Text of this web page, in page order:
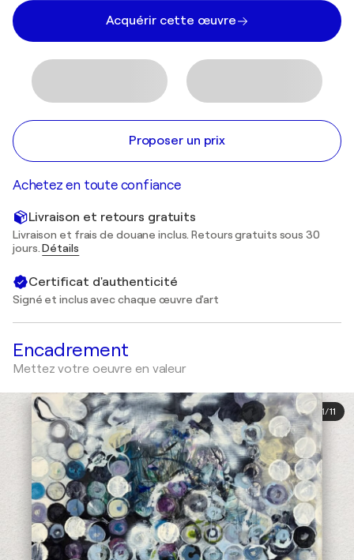
Acquérir cette œuvre
Proposer un prix
Achetez en toute confiance
Livraison et retours gratuits
Livraison et frais de douane inclus. Retours gratuits sous 30
jours.Détails
Certificat d'authenticité
Signé et inclus avec chaque œuvre d'art
Encadrement
Mettez votre oeuvre en valeur
1/11